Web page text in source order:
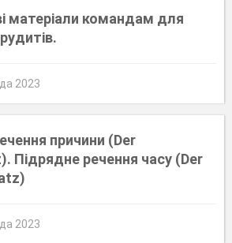
матеріали командам для
2023
причини (Der
Підрядне речення часу (Der
2023